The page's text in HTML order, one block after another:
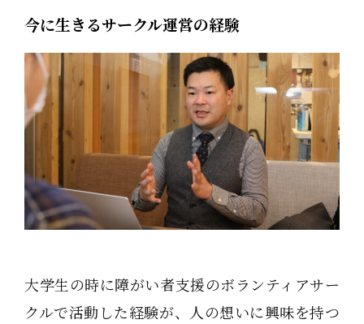
今に生きるサークル運営の経験
大学生の時に障がい者支援のボランティアサー
クルで活動した経験が、人の想いに興味を持つ